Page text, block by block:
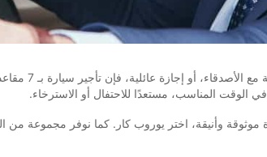
سواء كنت
الوقت المناسب، مستعدًا للاحتفال أو الاسترخاء.
وأنيقة، اختر يوروب كار. كما نوفر مجموعة من